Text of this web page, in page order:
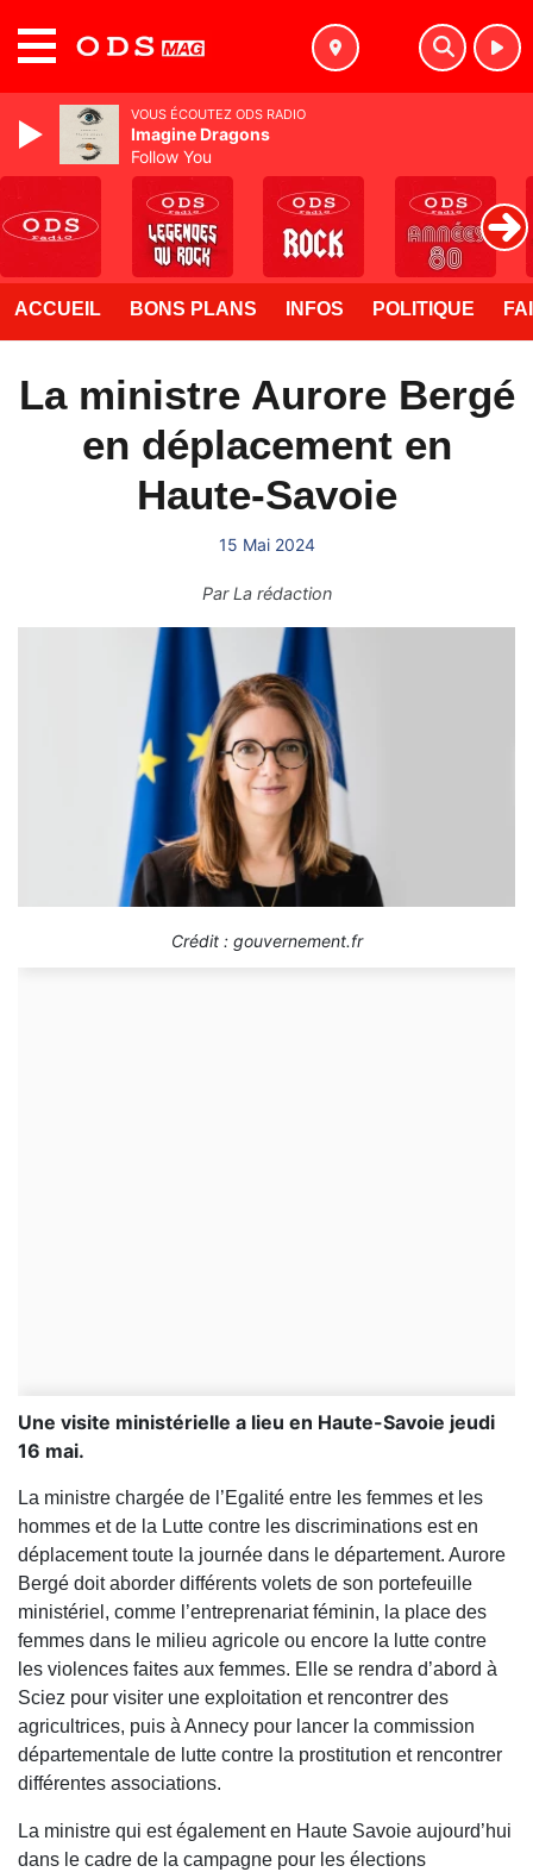
ACCUEIL BONS PLANS INFOS POLITIQUE
La ministre Aurore Bergé
en déplacement en
Haute-Savoie
15 Mai 2024
ParLa rédaction
Crédit : gouvernement.fr
Une visite ministérielle a lieu en Haute-Savoie jeudi
16 mai.
La ministre chargée de l’Egalité entre les femmes et les
hommes et de la Lutte contre les discriminations est en
déplacement toute la journée dans le département. Aurore
Bergé doit aborder différents volets de son portefeuille
ministériel, comme l’entreprenariat féminin, la place des
femmes dans le milieu agricole ou encore la lutte contre
les violences faites aux femmes. Elle se rendra d’abord à
Sciez pour visiter une exploitation et rencontrer des
agricultrices, puis à Annecy pour lancer la commission
départementale de lutte contre la prostitution et rencontrer
différentes associations.
La ministre qui est également en Haute Savoie aujourd’hui
dans le cadre de la campagne pour les élections
VOUS ÉCOUTEZ ODS RADIO
Imagine Dragons
Follow You